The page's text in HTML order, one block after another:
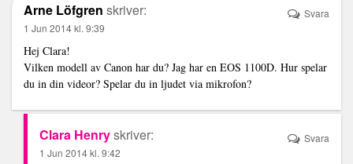
Arne Löfgren skriver:
1 Jun 2014 kl. 9:39
Hej Clara!
Vilken modell av Canon har du? Jag har en EOS 1100D. Hur spelar
du in din videor? Spelar du in ljudet via mikrofon?
Svara
Clara Henryskriver:
1 Jun 2014 kl. 9:42
Svara